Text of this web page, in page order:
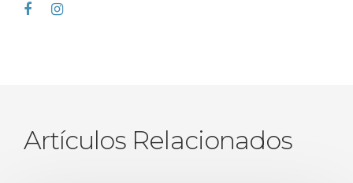
Artículos Relacionados